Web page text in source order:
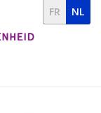
FR NL